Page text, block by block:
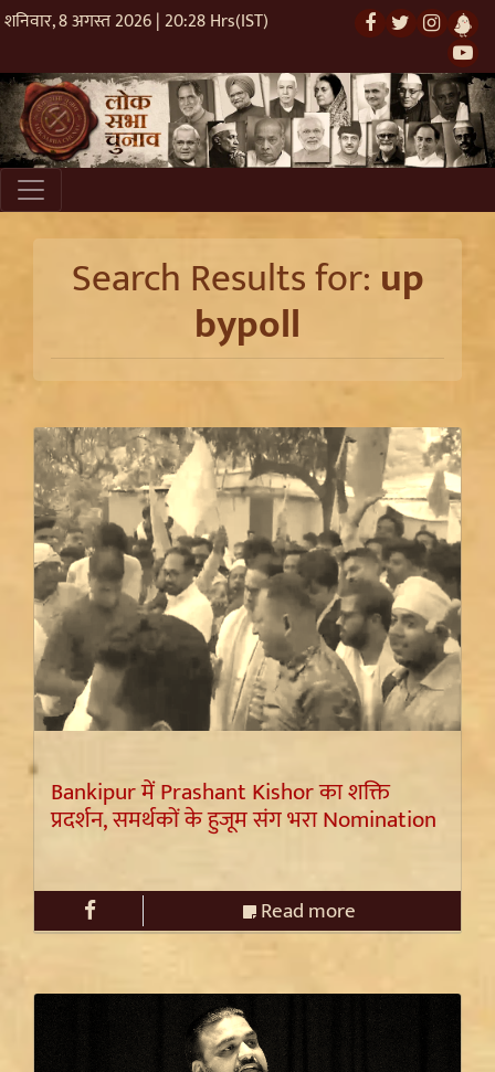
शनिवार, 8 अगस्त 2026 | 20:28 Hrs(IST)
Search Results for: up
bypoll
Bankipur में Prashant Kishor का शक्ति
प्रदर्शन, समर्थकों के हुजूम संग भरा Nomination
Read more